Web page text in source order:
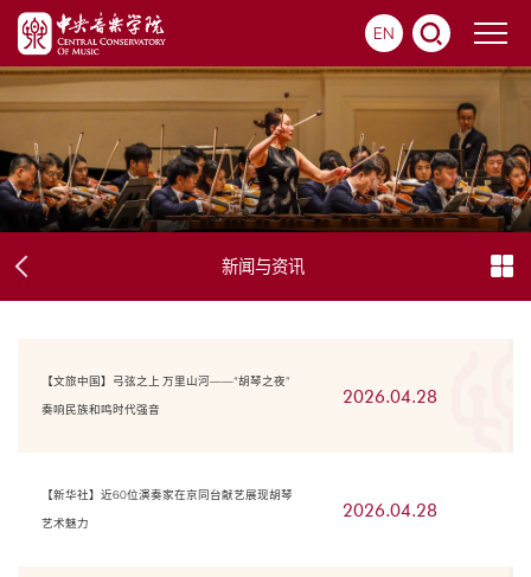
EN
新闻与资讯
【文旅中国】弓弦之上 万里山河——“胡琴之夜”
奏响民族和鸣时代强音
2026.04.28
【新华社】近60位演奏家在京同台献艺展现胡琴
艺术魅力
2026.04.28